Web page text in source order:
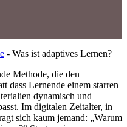
- Was ist adaptives Lernen?
Methode, die den
dass Lernende einem starren
dynamisch und
Im digitalen Zeitalter, in
sich kaum jemand: „Warum